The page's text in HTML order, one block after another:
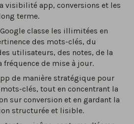
visibilité app, conversions et les
terme.
classe les illimitées en
des mots-clés, du
utilisateurs, des notes, de la
fréquence de mise à jour.
de manière stratégique pour
clés, tout en concentrant la
sur conversion et en gardant la
structurée et lisible.